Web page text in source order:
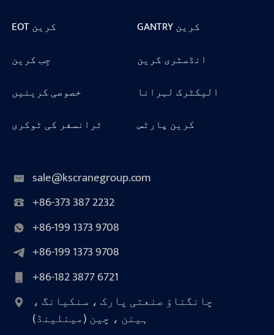
EOT کرین
GANTRY کرین
جِب کرین
انڈسٹری کرین
خصوصی کرینیں
الیکٹرک لہرانا
ٹرانسفر کی ٹوکری
کرین پارٹس
sale@kscranegroup.com
+86-373 387 2232
+86-199 1373 9708
+86-199 1373 9708
+86-182 3877 6721
چانگناؤ صنعتی پارک ، سنکیانگ ،
ہینن ، چین (مینلینڈ)